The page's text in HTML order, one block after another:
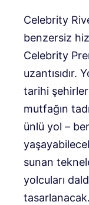
Celebrity
benzersiz
Celebrity
uzantısıdır.
tarihi
mutfağın
ünlü yol –
sunan
yolcuları
tasarlanacak.